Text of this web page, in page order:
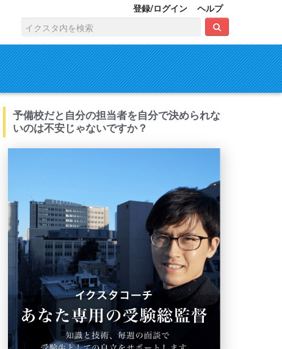
登録/ログイン ヘルプ
予備校だと自分の担当者を自分で決められな
いのは不安じゃないですか？